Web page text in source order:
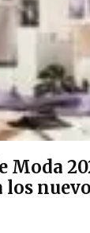
Moda
los